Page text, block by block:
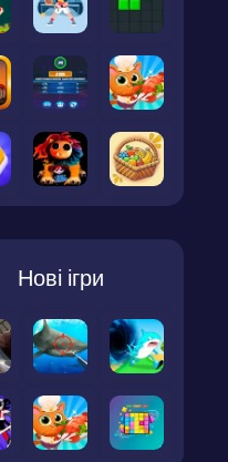
Нові ігри